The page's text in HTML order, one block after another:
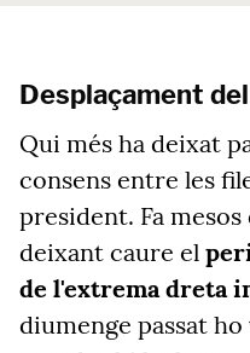
Desplaçament
Qui més ha deixat
consens entre les
president. Fa
deixant caure el
de l'extrema dreta
diumenge passat